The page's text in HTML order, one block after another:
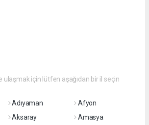
ulaşmak için lütfen aşağıdan bir il seçin
Adıyaman
Afyon
Aksaray
Amasya